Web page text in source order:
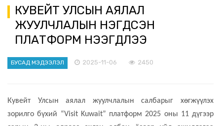
КУВЕЙТ УЛСЫН АЯЛАЛ
ЖУУЛЧЛАЛЫН НЭГДСЭН
ПЛАТФОРМ НЭЭГДЛЭЭ
БУСАД МЭДЭЭЛЭЛ 2025-11-06 2450
Кувейт Улсын аялал жуулчлалын салбарыг хөгжүүлэх
зорилго бүхий “Visit Kuwait” платформ 2025 оны 11 дүгээр